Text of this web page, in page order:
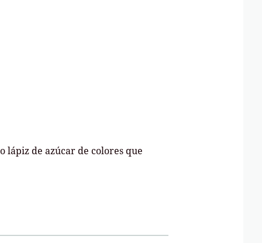
lápiz de azúcar de colores que